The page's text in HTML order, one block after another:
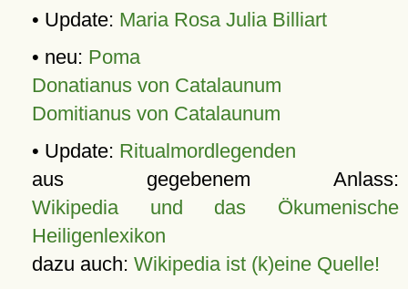
• Update: Maria Rosa Julia Billiart
• neu: Poma
Donatianus von Catalaunum
Domitianus von Catalaunum
• Update: Ritualmordlegenden
aus gegebenem Anlass:
Wikipedia und das Ökumenische
Heiligenlexikon
dazu auch: Wikipedia ist (k)eine Quelle!